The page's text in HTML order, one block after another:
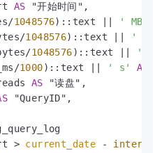
AS "开始时间",
/1048576)::text ' MB'
/1048576)::text
' MB'
/1048576)::text
'
/1000)::text ' s' AS
AS "读盘",
"QueryID",
> current_date - interval